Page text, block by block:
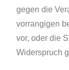
gegen die
vorrangigen
vor, oder die
Widerspruch